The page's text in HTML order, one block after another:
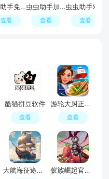
虫虫助手免root版安装包(虫虫助手精简版)
查看
虫虫助手加速版apk
查看 查看
酷猫拼豆软件
查看
游轮大厨正版(Cruise Chefs)
查看
大航海征途游戏官方最新版 蚁族崛起官方正版